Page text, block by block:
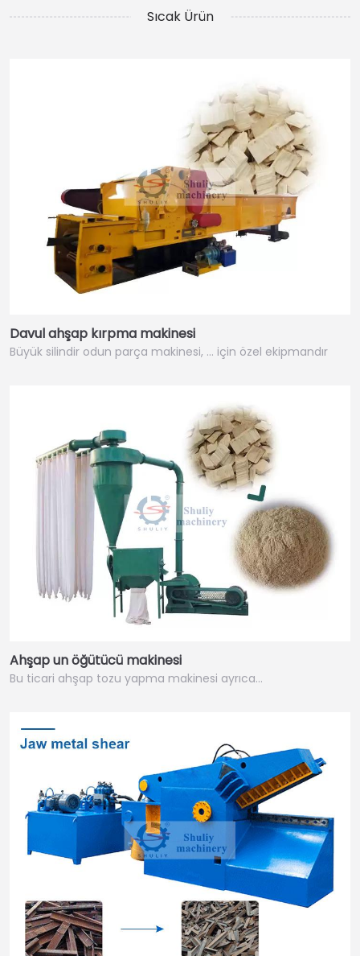
Sıcak Ürün
Davul ahşap kırpma makinesi
Büyük silindir odun parça makinesi, ... için özel ekipmandır
Ahşap un öğütücü makinesi
Bu ticari ahşap tozu yapma makinesi ayrıca…